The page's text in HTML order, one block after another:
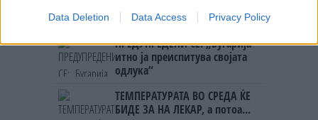
Data Deletion Data Access Privacy Policy
Мицкоски откри дека
ништо, освен за кеш
ПРЕДУПРЕДЕНИ СЕ: „Бугарија
итно ја преиспитува својата
одлука“
ТЕМПЕРАТУРАТА ВО СРЕДА ЌЕ
БИДЕ ЗА НА ЛЕКАР, а потоа...